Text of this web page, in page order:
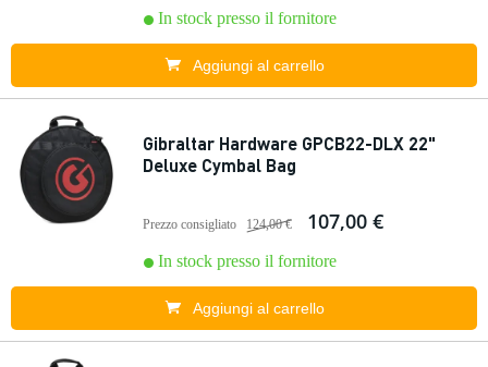
In stock presso il fornitore
Aggiungi al carrello
Gibraltar Hardware GPCB22-DLX 22"
Deluxe Cymbal Bag
Prezzo consigliato 124,00 € 107,00 €
In stock presso il fornitore
Aggiungi al carrello